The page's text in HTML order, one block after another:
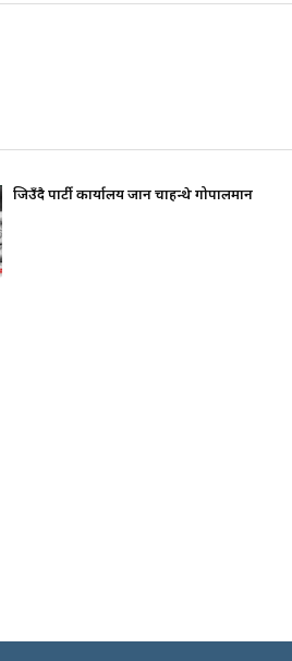
जिउँदै पार्टी कार्यालय जान चाहन्थे गोपालमान